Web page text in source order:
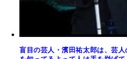
盲目の芸人・濱田祐太郎は、芸